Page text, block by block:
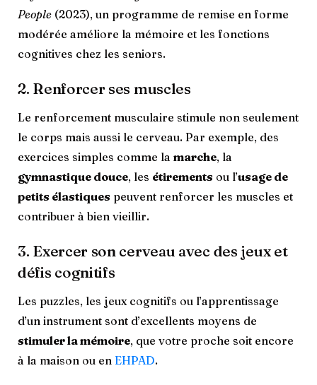
People (2023), un programme de remise en forme
modérée améliore la mémoire et les fonctions
cognitives chez les seniors.
2. Renforcer ses muscles
Le renforcement musculaire stimule non seulement
le corps mais aussi le cerveau. Par exemple, des
exercices simples comme la marche, la
gymnastique douce, les étirements ou l’usage de
petits élastiques peuvent renforcer les muscles et
contribuer à bien vieillir.
3. Exercer son cerveau avec des jeux et
défis cognitifs
Les puzzles, les jeux cognitifs ou l’apprentissage
d’un instrument sont d’excellents moyens de
stimuler la mémoire, que votre proche soit encore
à la maison ou en EHPAD.